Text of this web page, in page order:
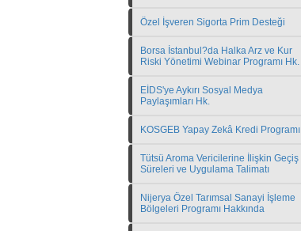
Özel İşveren Sigorta Prim Desteği
Borsa İstanbul?da Halka Arz ve Kur
Riski Yönetimi Webinar Programı Hk.
EİDS'ye Aykırı Sosyal Medya
Paylaşımları Hk.
KOSGEB Yapay Zekâ Kredi Programı
Tütsü Aroma Vericilerine İlişkin Geçiş
Süreleri ve Uygulama Talimatı
Nijerya Özel Tarımsal Sanayi İşleme
Bölgeleri Programı Hakkında